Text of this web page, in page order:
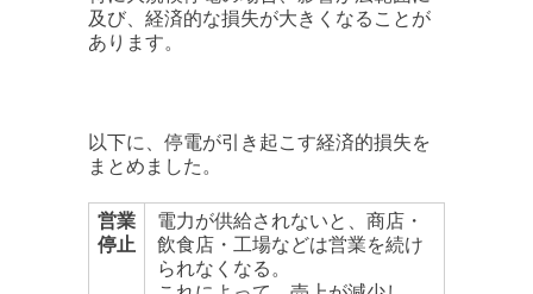
及び、経済的な損失が大きくなることが
あります。
以下に、停電が引き起こす経済的損失を
まとめました。
営業
停止
電力が供給されないと、商店・
飲食店・工場などは営業を続け
られなくなる。